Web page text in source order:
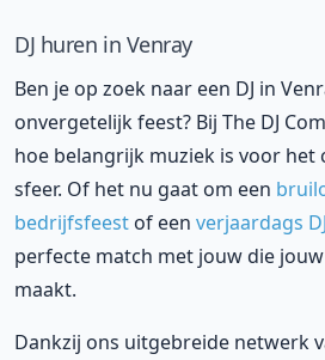
DJ huren in Venray
Ben je op zoek naar een DJ in
onvergetelijk feest? Bij The DJ
hoe belangrijk muziek is voor het
sfeer. Of het nu gaat om een
bedrijfsfeest of een verjaardags DJ
perfecte match met jouw die
maakt.
Dankzij ons uitgebreide netwerk